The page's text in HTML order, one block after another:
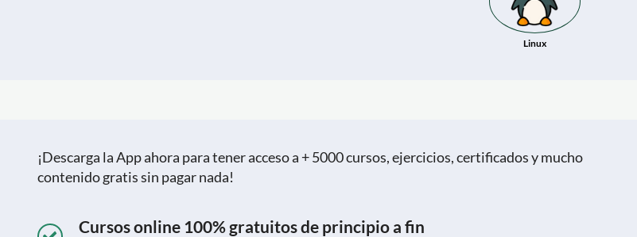
Linux
¡Descarga la App ahora para tener acceso a + 5000 cursos, ejercicios, certificados y mucho
contenido gratis sin pagar nada!
Cursos online 100% gratuitos de principio a fin